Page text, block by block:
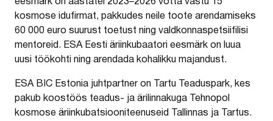
kosmose idufirmat, pakkudes neile toote arendamiseks
60 000 euro suurust toetust ning valdkonnaspetsiifilisi
mentoreid. ESA Eesti äriinkubaatori eesmärk on luua
uusi töökohti ning arendada kohalikku majandust.
ESA BIC Estonia juhtpartner on Tartu Teaduspark, kes
pakub koostöös teadus- ja ärilinnakuga Tehnopol
kosmose äriinkubatsiooniteenuseid Tallinnas ja Tartus.